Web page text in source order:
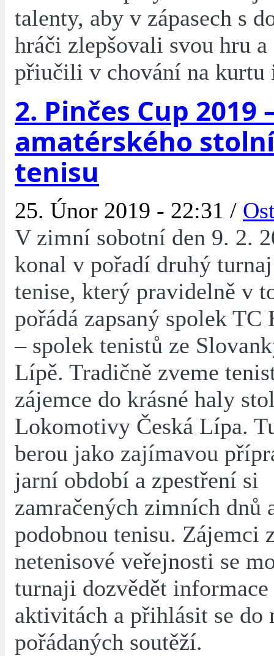
talenty, aby v zápasech s
hráči zlepšovali svou hru a
přiučili v chování na kurtu
2. Pinčes Cup 2019
amatérského
tenisu
25. Únor 2019 - 22:31 /
V zimní sobotní den 9. 2.
konal v pořadí druhý
tenise, který pravidelně v
pořádá zapsaný spolek TC
– spolek tenistů ze
Lípě. Tradičně zveme
zájemce do krásné haly
Lokomotivy Česká Lípa.
berou jako zajímavou
jarní období a zpestření si
zamračených zimních dnů
podobnou tenisu. Zájemci
netenisové veřejnosti se
turnaji dozvědět informace
aktivitách a přihlásit se do
pořádaných soutěží.